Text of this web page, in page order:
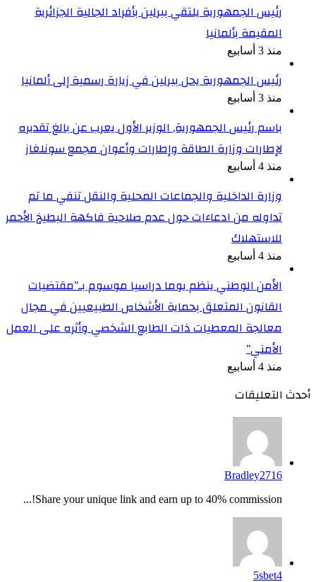
رئيس الجمهورية يلتقي ببرلين بأفراد الجالية الجزائرية
المقيمة بألمانيا
منذ 3 أسابيع
رئيس الجمهورية يحل ببرلين في زيارة رسمية إلى ألمانيا
منذ 3 أسابيع
باسم رئيس الجمهورية, الوزير الأول يعرب عن بالغ تقديره
لإطارات وزارة الطاقة وإطارات وأعوان مجمع سونلغاز
منذ 4 أسابيع
وزارة الداخلية والجماعات المحلية والنقل تنفي ما تم
تداوله من ادعاءات حول عدم صلاحية فاكهة البطيخ الأحمر
للاستهلاك
منذ 4 أسابيع
الأمن الوطني ينظم يوما دراسيا موسوم بـ”مقتضيات
القانون المتعلق بحماية الأشخاص الطبيعيين في مجال
معالجة المعطيات ذات الطابع الشخصي وأثره على العمل
الأمني”
منذ 4 أسابيع
أحدث التعليقات
Bradley2716
Share your unique link and earn up to 40% commission!...
5sbet4